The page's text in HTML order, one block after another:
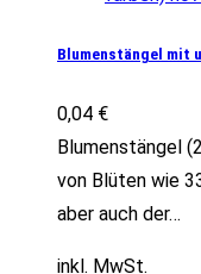
Blumenstängel mit
0,04 €
Blumenstängel
von Blüten wie
aber auch der…
inkl. MwSt.